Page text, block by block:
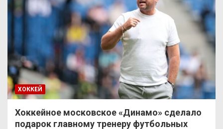
ХОККЕЙ
Хоккейное московское «Динамо» сделало
подарок главному тренеру футбольных